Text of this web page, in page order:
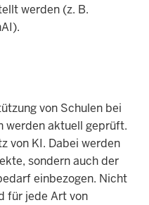
werden (z. B.
von Schulen bei
werden aktuell geprüft.
von KI. Dabei werden
sondern auch der
einbezogen. Nicht
für jede Art von